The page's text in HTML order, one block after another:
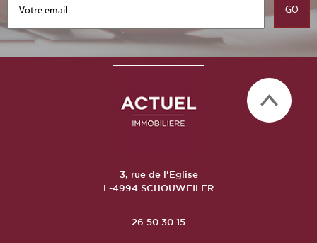
3, rue de l'Eglise
L-4994 SCHOUWEILER
26 50 30 15